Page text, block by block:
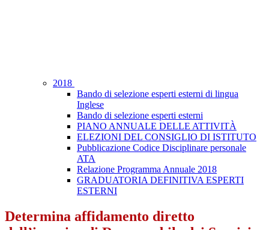
2018
Bando di selezione esperti esterni di lingua
Inglese
Bando di selezione esperti esterni
PIANO ANNUALE DELLE ATTIVITÀ
ELEZIONI DEL CONSIGLIO DI ISTITUTO
Pubblicazione Codice Disciplinare personale
ATA
Relazione Programma Annuale 2018
GRADUATORIA DEFINITIVA ESPERTI
ESTERNI
Determina affidamento diretto